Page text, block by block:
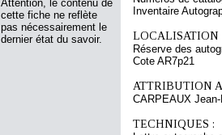
Attention, le contenu de
cette fiche ne reflète
pas nécessairement le
dernier état du savoir.
Inventaire
LOCALISATION
Réserve des
Cote AR7p21
ATTRIBUTION
CARPEAUX
TECHNIQUES :